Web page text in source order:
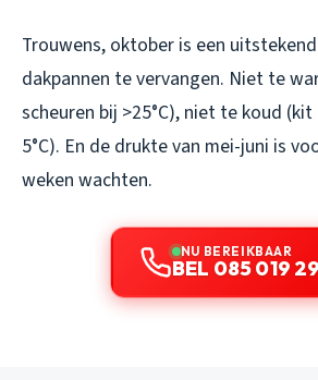
Trouwens, oktober is een
dakpannen te vervangen. Niet te
scheuren bij >25°C), niet te koud
5°C). En de drukte van mei-juni is
weken wachten.
NU BEREIKBAAR
BEL 085 019